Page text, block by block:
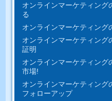
オンラインマーケティン
る
オンラインマーケティン
オンラインマーケティン
証明
オンラインマーケティング
市場!
オンラインマーケティン
フォローアップ